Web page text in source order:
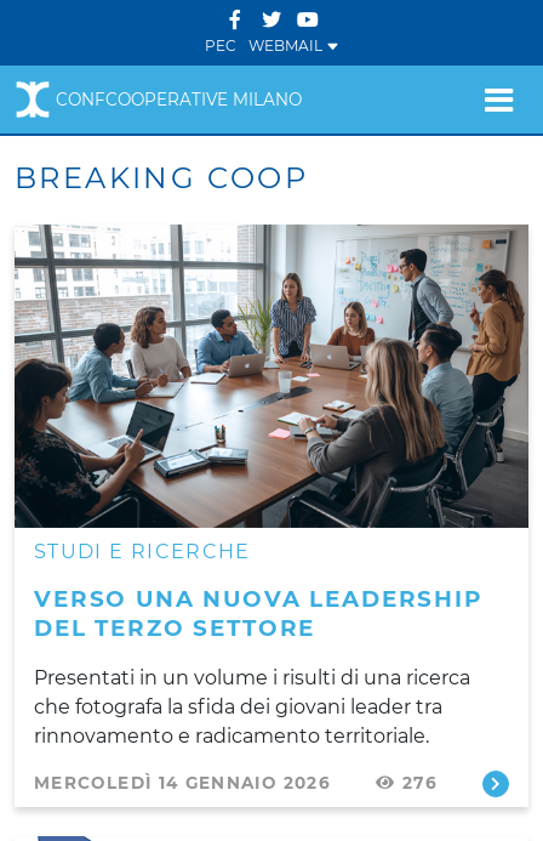
PEC WEBMAIL
CONFCOOPERATIVE MILANO
BREAKING COOP
STUDI E RICERCHE
VERSO UNA NUOVA LEADERSHIP
DEL TERZO SETTORE
Presentati in un volume i risulti di una ricerca
che fotografa la sfida dei giovani leader tra
rinnovamento e radicamento territoriale.
MERCOLEDÌ 14 GENNAIO 2026 276